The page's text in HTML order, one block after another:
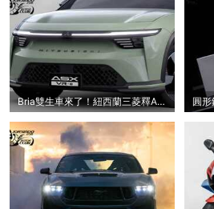
Bria雙生車來了！紐西蘭三菱釋ASX VR-e定裝